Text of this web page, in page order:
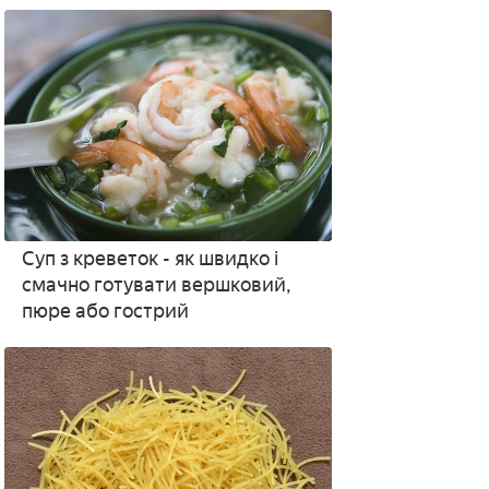
Суп з креветок - як швидко і
смачно готувати вершковий,
пюре або гострий